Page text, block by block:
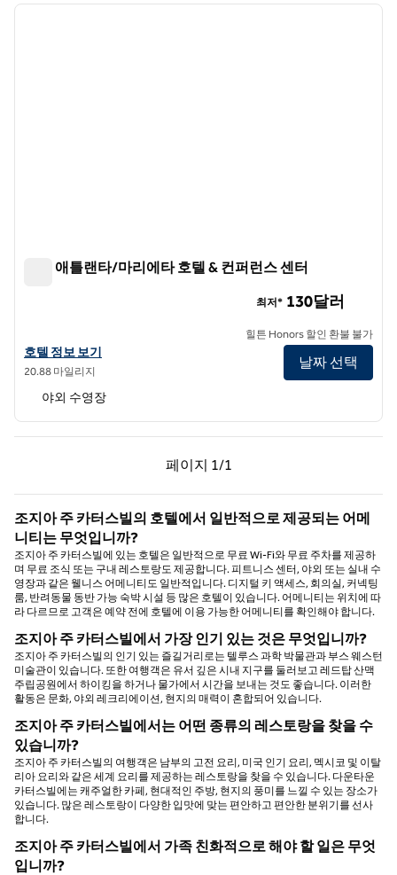
1/12
다음
힐튼 애틀랜타/마리에타 호텔 & 컨퍼런스 센터
힐튼 애틀랜타/마리에타 호텔 & 컨퍼런스 센터의 호텔 정보 보기
호텔 정보 보기
20.88 마일리지
최저* 130달러
힐튼 Honors 할인 환불 불가
날짜 선택
야외 수영장
페이지 1/1
이전 페이지, 1/1
페이지 1/1
조지아 주 카터스빌의 호텔에서 일반적으로 제공되는 어메
니티는 무엇입니까?
조지아 주 카터스빌에 있는 호텔은 일반적으로 무료 Wi-Fi와 무료 주차를 제공하
며 무료 조식 또는 구내 레스토랑도 제공합니다. 피트니스 센터, 야외 또는 실내 수
영장과 같은 웰니스 어메니티도 일반적입니다. 디지털 키 액세스, 회의실, 커넥팅
룸, 반려동물 동반 가능 숙박 시설 등 많은 호텔이 있습니다. 어메니티는 위치에 따
라 다르므로 고객은 예약 전에 호텔에 이용 가능한 어메니티를 확인해야 합니다.
조지아 주 카터스빌에서 가장 인기 있는 것은 무엇입니까?
조지아 주 카터스빌의 인기 있는 즐길거리로는 텔루스 과학 박물관과 부스 웨스턴
미술관이 있습니다. 또한 여행객은 유서 깊은 시내 지구를 둘러보고 레드탑 산맥
주립공원에서 하이킹을 하거나 물가에서 시간을 보내는 것도 좋습니다. 이러한
활동은 문화, 야외 레크리에이션, 현지의 매력이 혼합되어 있습니다.
조지아 주 카터스빌에서는 어떤 종류의 레스토랑을 찾을 수
있습니까?
조지아 주 카터스빌의 여행객은 남부의 고전 요리, 미국 인기 요리, 멕시코 및 이탈
리아 요리와 같은 세계 요리를 제공하는 레스토랑을 찾을 수 있습니다. 다운타운
카터스빌에는 캐주얼한 카페, 현대적인 주방, 현지의 풍미를 느낄 수 있는 장소가
있습니다. 많은 레스토랑이 다양한 입맛에 맞는 편안하고 편안한 분위기를 선사
합니다.
조지아 주 카터스빌에서 가족 친화적으로 해야 할 일은 무엇
입니까?